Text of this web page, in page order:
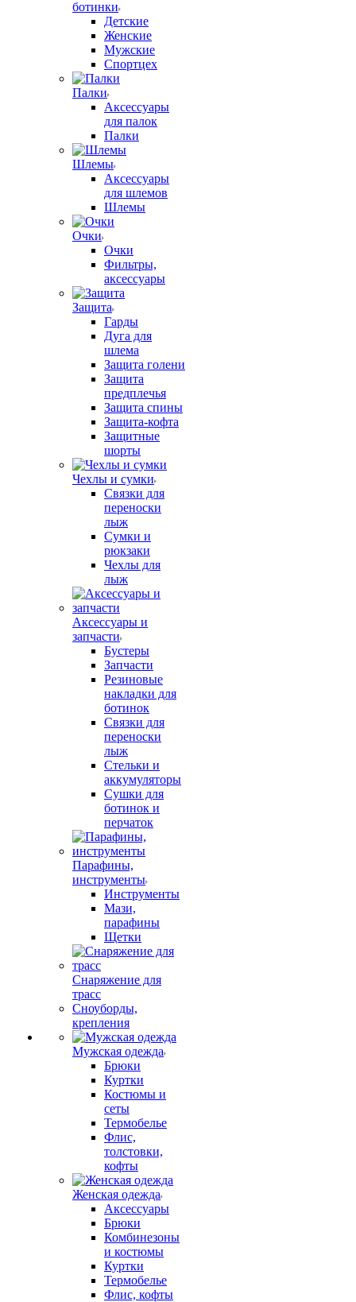
ботинки
Детские
Женские
Мужские
Спортцех
Палки
Аксессуары
для палок
Палки
Шлемы
Аксессуары
для шлемов
Шлемы
Очки
Очки
Фильтры,
аксессуары
Защита
Гарды
Дуга для
шлема
Защита голени
Защита
предплечья
Защита спины
Защита-кофта
Защитные
шорты
Чехлы и сумки
Связки для
переноски
лыж
Сумки и
рюкзаки
Чехлы для
лыж
Аксессуары и
запчасти
Бустеры
Запчасти
Резиновые
накладки для
ботинок
Связки для
переноски
лыж
Стельки и
аккумуляторы
Сушки для
ботинок и
перчаток
Парафины,
инструменты
Инструменты
Мази,
парафины
Щетки
Снаряжение для
трасс
Сноуборды,
крепления
Мужская одежда
Брюки
Куртки
Костюмы и
сеты
Термобелье
Флис,
толстовки,
кофты
Женская одежда
Аксессуары
Брюки
Комбинезоны
и костюмы
Куртки
Термобелье
Флис, кофты